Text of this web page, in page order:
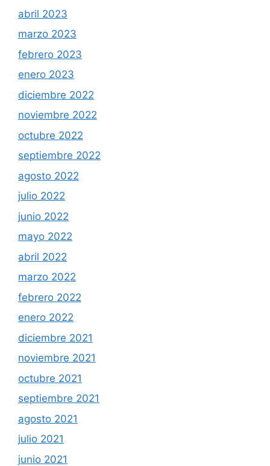
abril 2023
marzo 2023
febrero 2023
enero 2023
diciembre 2022
noviembre 2022
octubre 2022
septiembre 2022
agosto 2022
julio 2022
junio 2022
mayo 2022
abril 2022
marzo 2022
febrero 2022
enero 2022
diciembre 2021
noviembre 2021
octubre 2021
septiembre 2021
agosto 2021
julio 2021
junio 2021